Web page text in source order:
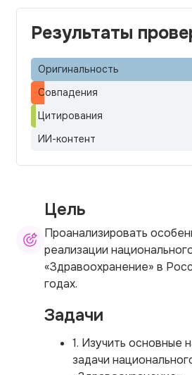
Результаты
Оригинальность
Совпадения
Цитирования
ИИ-контент
Цель
Проанализировать
реализации
«Здравоохранение» в
годах.
Задачи
1. Изучить основные
задачи